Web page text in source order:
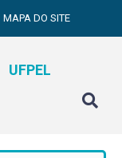
MAPA DO SITE
UFPEL